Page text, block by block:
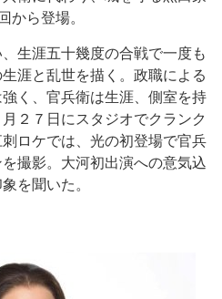
から登場。
生涯五十幾度の合戦で一度も
涯と乱世を描く。政職による
く、官兵衛は生涯、側室を持
２７日にスタジオでクランク
ロケでは、光の初登場で官兵
撮影。大河初出演への意気込
を聞いた。